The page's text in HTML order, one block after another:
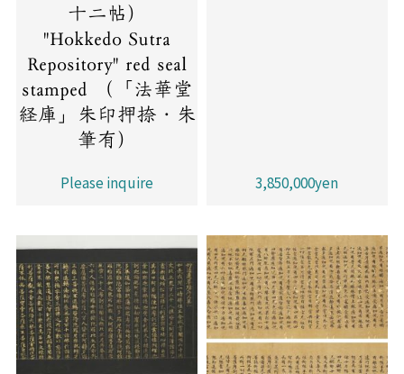
十二帖）
"Hokkedo Sutra
Repository" red seal
stamped （「法華堂
経庫」朱印押捺・朱
筆有）
Please inquire 3,850,000yen